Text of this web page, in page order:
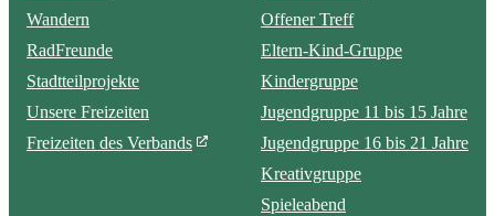
Wandern
RadFreunde
Stadtteilprojekte
Unsere Freizeiten
Freizeiten des Verbands
Offener Treff
Eltern-Kind-Gruppe
Kindergruppe
Jugendgruppe 11 bis 15 Jahre
Jugendgruppe 16 bis 21 Jahre
Kreativgruppe
Spieleabend